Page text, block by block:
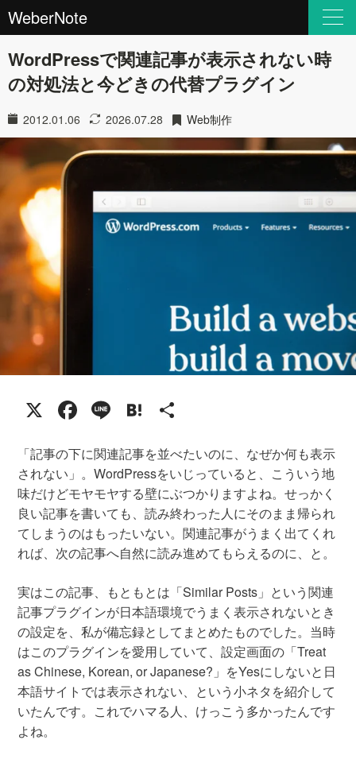
WeberNote
WordPressで関連記事が表示されない時
の対処法と今どきの代替プラグイン
2012.01.06 2026.07.28 Web制作
X Facebook
LineHatena
「記事の下に関連記事を並べたいのに、なぜか何も表示
されない」。WordPressをいじっていると、こういう地
味だけどモヤモヤする壁にぶつかりますよね。せっかく
良い記事を書いても、読み終わった人にそのまま帰られ
てしまうのはもったいない。関連記事がうまく出てくれ
れば、次の記事へ自然に読み進めてもらえるのに、と。
実はこの記事、もともとは「Similar Posts」という関連
記事プラグインが日本語環境でうまく表示されないとき
の設定を、私が備忘録としてまとめたものでした。当時
はこのプラグインを愛用していて、設定画面の「Treat
as Chinese, Korean, or Japanese?」をYesにしないと日
本語サイトでは表示されない、という小ネタを紹介して
いたんです。これでハマる人、けっこう多かったんです
よね。